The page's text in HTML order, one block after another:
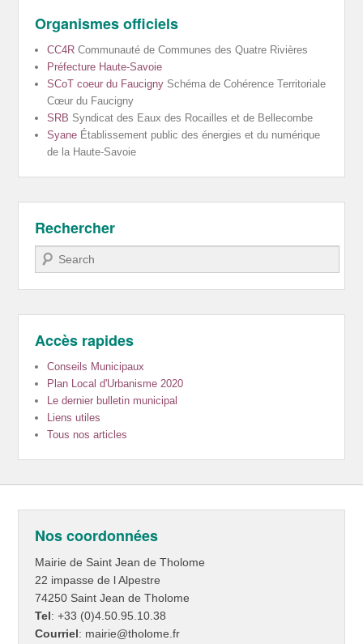
Organismes officiels
CC4R Communauté de Communes des Quatre Rivières
Préfecture Haute-Savoie
SCoT coeur du Faucigny Schéma de Cohérence Territoriale
Cœur du Faucigny
SRB Syndicat des Eaux des Rocailles et de Bellecombe
Syane Établissement public des énergies et du numérique
de la Haute-Savoie
Rechercher
Recherche
Accès rapides
Conseils Municipaux
Plan Local d'Urbanisme 2020
Le dernier bulletin municipal
Liens utiles
Tous nos articles
Nos coordonnées
Mairie de Saint Jean de Tholome
22 impasse de l Alpestre
74250 Saint Jean de Tholome
Tel: +33 (0)4.50.95.10.38
Courriel: mairie@tholome.fr